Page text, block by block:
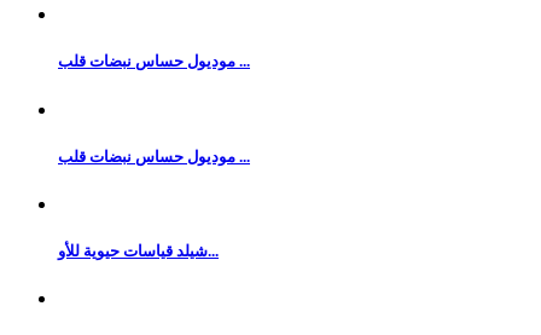
موديول حساس نبضات قلب ...
موديول حساس نبضات قلب ...
شيلد قياسات حيوية للأو...